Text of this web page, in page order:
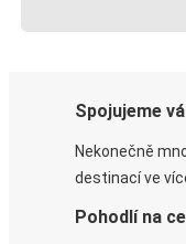
Spojujeme
Nekonečně
destinací ve
Pohodlí na